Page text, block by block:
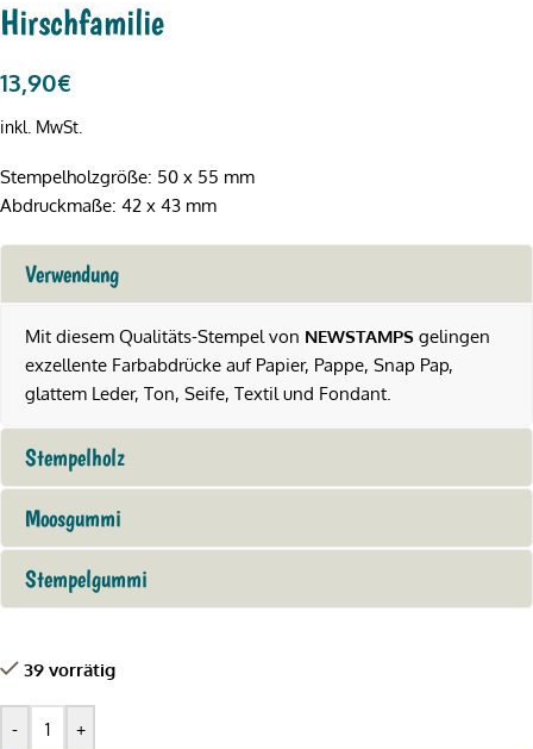
Hirschfamilie
13,90€
inkl. MwSt.
Stempelholzgröße: 50 x 55 mm
Abdruckmaße: 42 x 43 mm
Verwendung
Mit diesem Qualitäts-Stempel von NEWSTAMPS gelingen
exzellente Farbabdrücke auf Papier, Pappe, Snap Pap,
glattem Leder, Ton, Seife, Textil und Fondant.
Stempelholz
Moosgummi
Stempelgummi
39 vorrätig
- +